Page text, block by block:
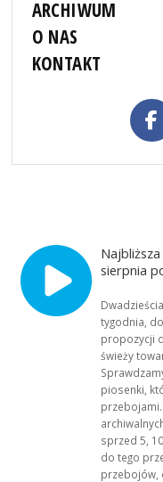
ARCHIWUM
O NAS
KONTAKT
sierpnia
tygodnia,
propozycji
świeży
piosenki,
sprzed 5,
do tego
przebojów,